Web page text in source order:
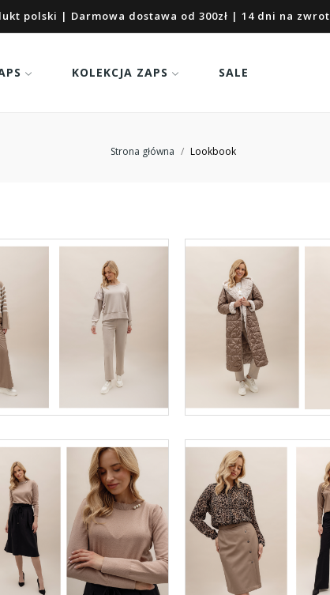
polski | Darmowa dostawa od 300zł | 14 dni na zwrot
KOLEKCJA ZAPS SALE
Strona główna Lookbook